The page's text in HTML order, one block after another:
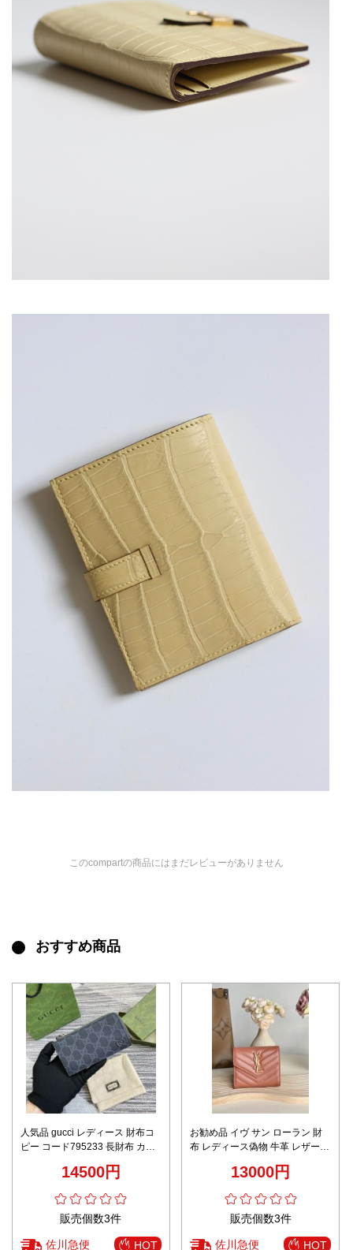
このcompartの商品にはまだレビューがありません
おすすめ商品
人気品 gucci レディース 財布コ
ピー コード795233 長財布 カー
く存在感 ブルー14500円
販売個数3件
佐川急便 HOT
お勧め品 イヴ サン ローラン 財
布 レディース偽物 牛革 レザー
13000円
販売個数3件
佐川急便 HOT